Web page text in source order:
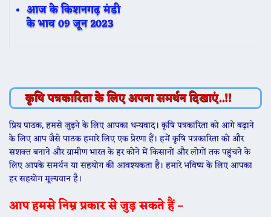
आज के किशनगढ़ मंडी
के भाव 09 जून 2023
कृषि पत्रकारिता के लिए अपना समर्थन दिखाएं..!!
प्रिय पाठक, हमसे जुड़ने के लिए आपका धन्यवाद। कृषि पत्रकारिता को आगे बढ़ाने
के लिए आप जैसे पाठक हमारे लिए एक प्रेरणा हैं। हमें कृषि पत्रकारिता को और
सशक्त बनाने और ग्रामीण भारत के हर कोने में किसानों और लोगों तक पहुंचने के
लिए आपके समर्थन या सहयोग की आवश्यकता है। हमारे भविष्य के लिए आपका
हर सहयोग मूल्यवान है।
आप हमसे निम्न प्रकार से जुड़ सकते हैं –